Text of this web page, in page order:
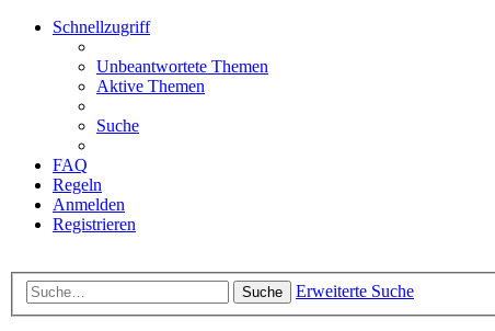
Schnellzugriff
Unbeantwortete Themen
Aktive Themen
Suche
FAQ
Regeln
Anmelden
Registrieren
Suche Erweiterte Suche